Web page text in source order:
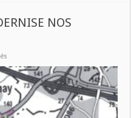
NOS
DEPARTEMENT
MODERNISE
NOS
ROUTES